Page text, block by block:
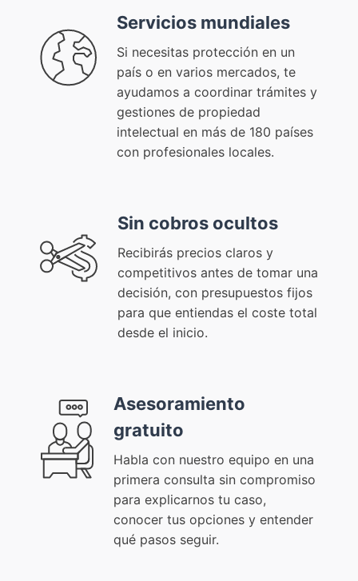
Servicios mundiales
Si necesitas protección en un
país o en varios mercados, te
ayudamos a coordinar trámites y
gestiones de propiedad
intelectual en más de 180 países
con profesionales locales.
Sin cobros ocultos
Recibirás precios claros y
competitivos antes de tomar una
decisión, con presupuestos fijos
para que entiendas el coste total
desde el inicio.
Asesoramiento
gratuito
Habla con nuestro equipo en una
primera consulta sin compromiso
para explicarnos tu caso,
conocer tus opciones y entender
qué pasos seguir.